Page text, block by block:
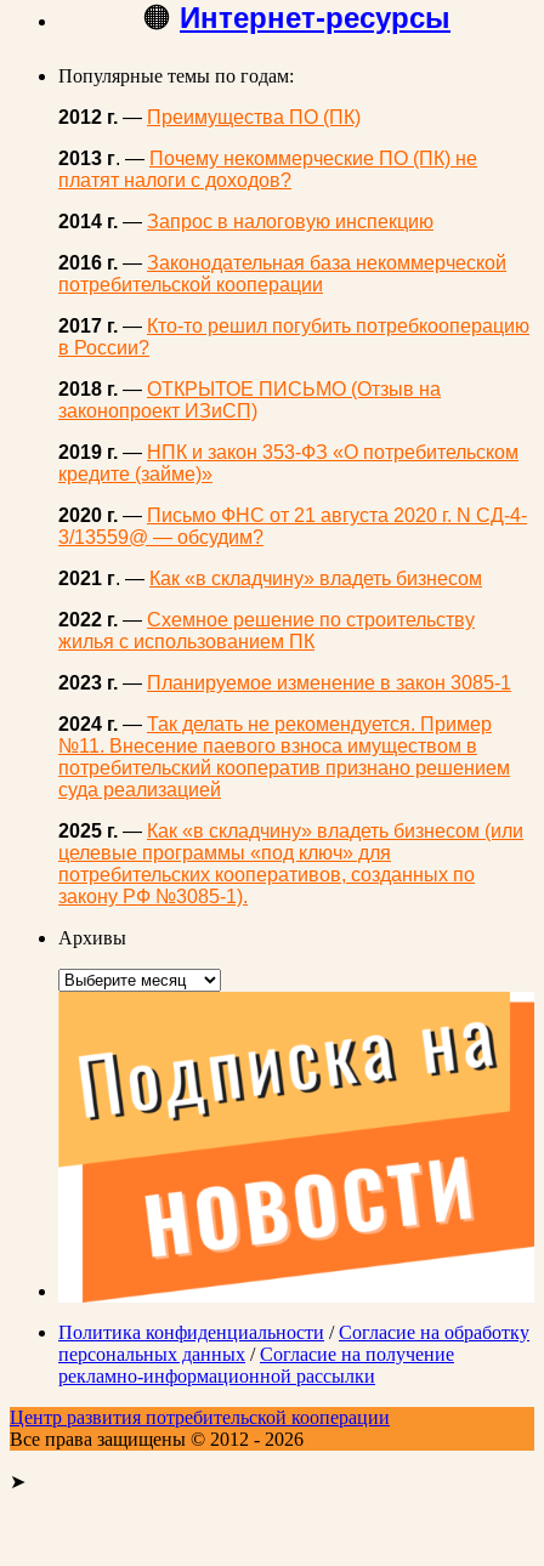
🟠 Интернет-ресурсы
Популярные темы по годам:
2012 г. — Преимущества ПО (ПК)
2013 г. — Почему некоммерческие ПО (ПК) не
платят налоги с доходов?
2014 г. — Запрос в налоговую инспекцию
2016 г. — Законодательная база некоммерческой
потребительской кооперации
2017 г. — Кто-то решил погубить потребкооперацию
в России?
2018 г. — ОТКРЫТОЕ ПИСЬМО (Отзыв на
законопроект ИЗиСП)
2019 г. — НПК и закон 353-ФЗ «О потребительском
кредите (займе)»
2020 г. — Письмо ФНС от 21 августа 2020 г. N СД-4-
3/13559@ — обсудим?
2021 г. — Как «в складчину» владеть бизнесом
2022 г. — Схемное решение по строительству
жилья с использованием ПК
2023 г. — Планируемое изменение в закон 3085-1
2024 г. — Так делать не рекомендуется. Пример
№11. Внесение паевого взноса имуществом в
потребительский кооператив признано решением
суда реализацией
2025 г. — Как «в складчину» владеть бизнесом (или
целевые программы «под ключ» для
потребительских кооперативов, созданных по
закону РФ №3085-1).
Архивы
Архивы
Политика конфиденциальности /Согласие на обработку
персональных данных /Согласие на получение
рекламно-информационной рассылки
Центр развития потребительской кооперации
Все права защищены © 2012 - 2026
➤